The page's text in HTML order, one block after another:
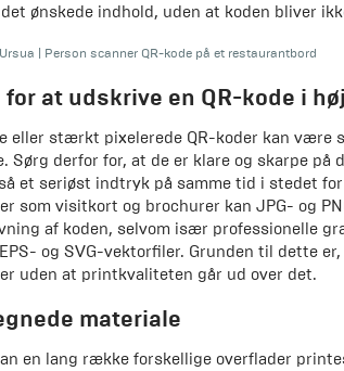
ønskede indhold, uden at koden bliver
Person scanner QR-kode på et restaurantbord
for at udskrive en QR-kode i
eller stærkt pixelerede QR-koder kan være
Sørg derfor for, at de er klare og skarpe på
et seriøst indtryk på samme tid i stedet
som visitkort og brochurer kan JPG- og
af koden, selvom især professionelle
og SVG-vektorfiler. Grunden til dette
uden at printkvaliteten går ud over det.
materiale
en lang række forskellige overflader